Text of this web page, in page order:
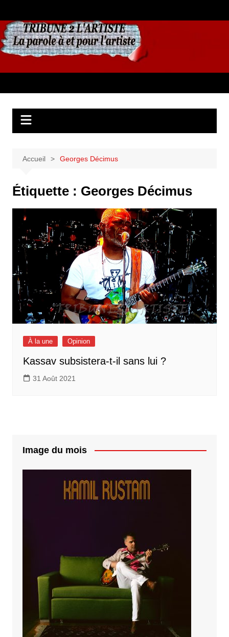
au
contenu
Accueil Georges Décimus
Étiquette : Georges Décimus
À la une Opinion
Kassav subsistera-t-il sans lui ?
31 Août 2021
Image du mois